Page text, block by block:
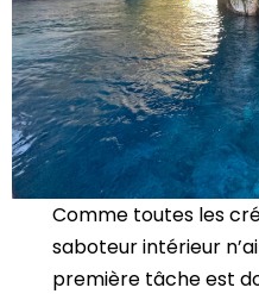
Comme toutes les
saboteur intérieur
première tâche est